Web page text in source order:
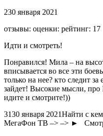
230 января 2021
отзывы: оценки: рейтинг: 17
Идти и смотреть!
Понравился! Мила – на
вписывается во все эти
только на нее? кто следит
зайдет! Высокие мысли, про
идите и смотрите!))
3130 января 2021Найти с
МегаФон ТВ –> –> ►